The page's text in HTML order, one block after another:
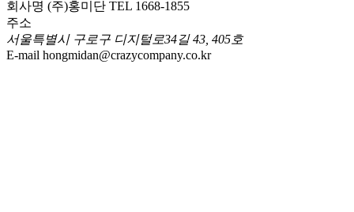
회사명 (주)홍미단 TEL 1668-1855
주소
서울특별시 구로구 디지털로34길 43, 405호
E-mail hongmidan@crazycompany.co.kr